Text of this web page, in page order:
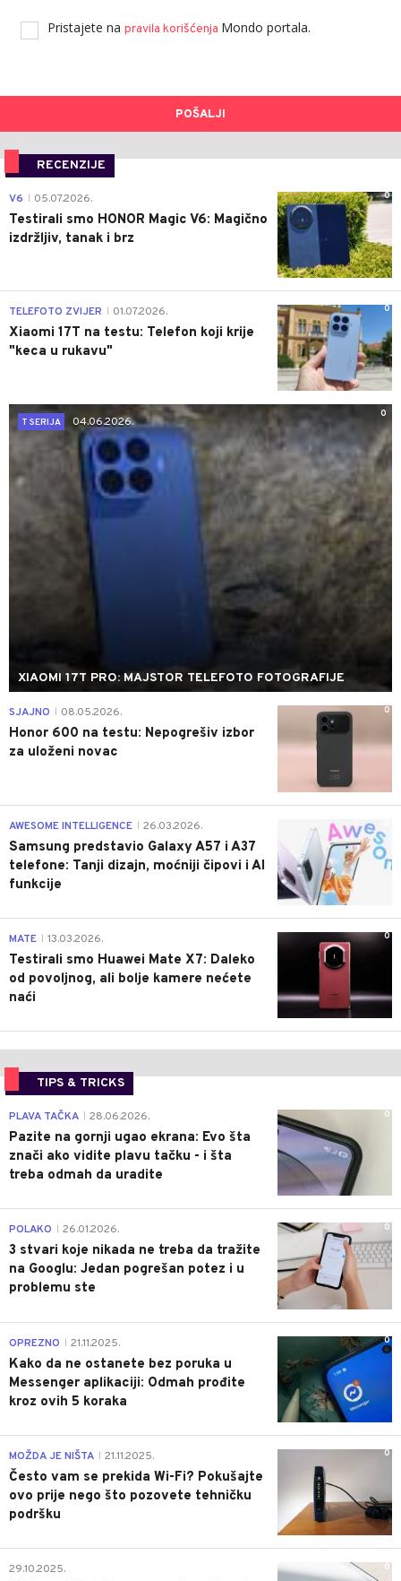
Pristajete na pravila korišćenja Mondo portala.
POŠALJI
RECENZIJE
0
V6 05.07.2026.
Testirali smo HONOR Magic V6: Magično
izdržljiv, tanak i brz
0
TELEFOTO ZVIJER 01.07.2026.
Xiaomi 17T na testu: Telefon koji krije
"keca u rukavu"
0
T SERIJA
04.06.2026.
XIAOMI 17T PRO: MAJSTOR TELEFOTO FOTOGRAFIJE
0
SJAJNO 08.05.2026.
Honor 600 na testu: Nepogrešiv izbor
za uloženi novac
AWESOME INTELLIGENCE 26.03.2026.
Samsung predstavio Galaxy A57 i A37
telefone: Tanji dizajn, moćniji čipovi i AI
funkcije
0
MATE 13.03.2026.
Testirali smo Huawei Mate X7: Daleko
od povoljnog, ali bolje kamere nećete
naći
TIPS & TRICKS
0
PLAVA TAČKA 28.06.2026.
Pazite na gornji ugao ekrana: Evo šta
znači ako vidite plavu tačku - i šta
treba odmah da uradite
0
POLAKO 26.01.2026.
3 stvari koje nikada ne treba da tražite
na Googlu: Jedan pogrešan potez i u
problemu ste
0
OPREZNO 21.11.2025.
Kako da ne ostanete bez poruka u
Messenger aplikaciji: Odmah prođite
kroz ovih 5 koraka
0
MOŽDA JE NIŠTA 21.11.2025.
Često vam se prekida Wi-Fi? Pokušajte
ovo prije nego što pozovete tehničku
podršku
0
29.10.2025.